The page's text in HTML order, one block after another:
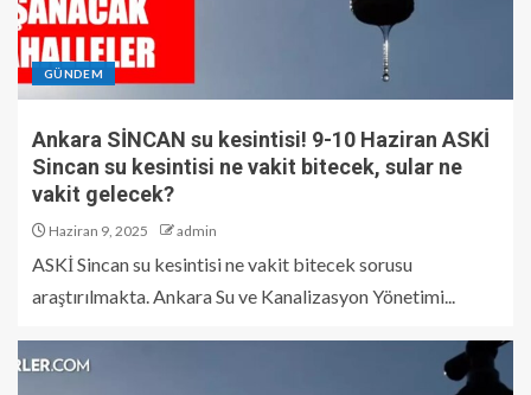
GÜNDEM
Ankara SİNCAN su kesintisi! 9-10 Haziran ASKİ
Sincan su kesintisi ne vakit bitecek, sular ne
vakit gelecek?
Haziran 9, 2025 admin
ASKİ Sincan su kesintisi ne vakit bitecek sorusu
araştırılmakta. Ankara Su ve Kanalizasyon Yönetimi...